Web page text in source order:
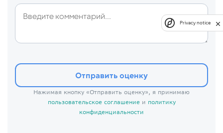
Отправить оценку
Нажимая кнопку «Отправить оценку», я принимаю
пользовательское соглашениеи политику
конфиденциальности
Privacy notice